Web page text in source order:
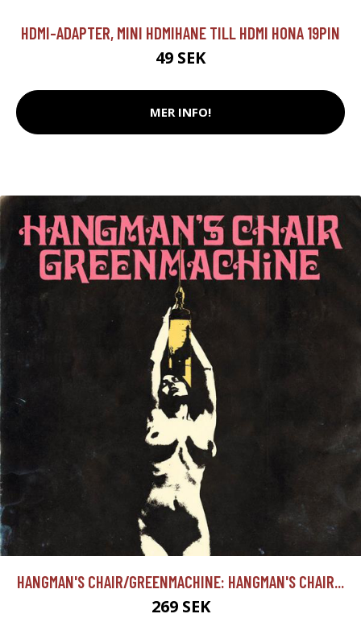
HDMI-ADAPTER, MINI HDMIHANE TILL HDMI HONA 19PIN
49 SEK
MER INFO!
HANGMAN'S CHAIR/GREENMACHINE: HANGMAN'S CHAIR...
269 SEK